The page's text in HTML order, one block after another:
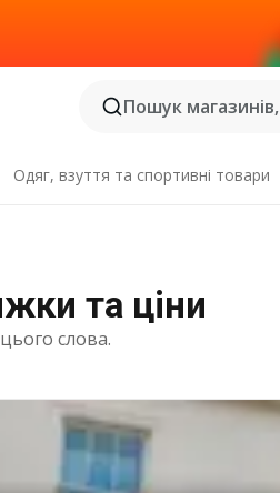
Пошук магазинів,
Одяг, взуття та спортивні товари
та ціни
слова.